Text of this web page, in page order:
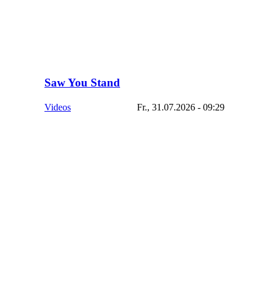
Saw You Stand
Videos Fr., 31.07.2026 - 09:29